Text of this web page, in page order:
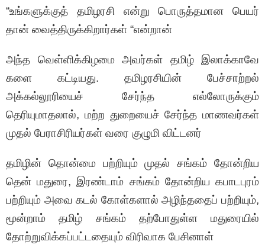
“உங்களுக்குத் தமிழரசி என்று பொருத்தமான பெயர்
தான் வைத்திருக்கிறார்கள் “என்றான்
அந்த வெள்ளிக்கிழமை அவர்கள் தமிழ் இலாக்காவே
களை கட்டியது. தமிழரசியின் பேச்சாற்றல்
அக்கல்லூரியைச் சேர்ந்த எல்லோருக்கும்
தெரியுமாதலால், மற்ற துறையைச் சேர்ந்த மாணவர்கள்
முதல் பேராசிரியர்கள் வரை குழுமி விட்டனர்
தமிழின் தொன்மை பற்றியும் முதல் சங்கம் தோன்றிய
தென் மதுரை, இரண்டாம் சங்கம் தோன்றிய கபாடபுரம்
பற்றியும் அவை கடல் கோள்களால் அழிந்ததைப் பற்றியும்,
மூன்றாம் தமிழ் சங்கம் தற்போதுள்ள மதுரையில்
தோற்றுவிக்கப்பட்டதையும் விரிவாக பேசினாள்